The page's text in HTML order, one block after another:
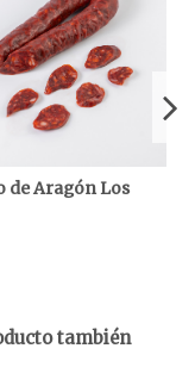
de Aragón Los
también